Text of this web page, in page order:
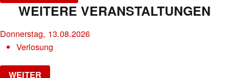
WEITERE VERANSTALTUNGEN
Donnerstag, 13.08.2026
Verlosung
WEITER